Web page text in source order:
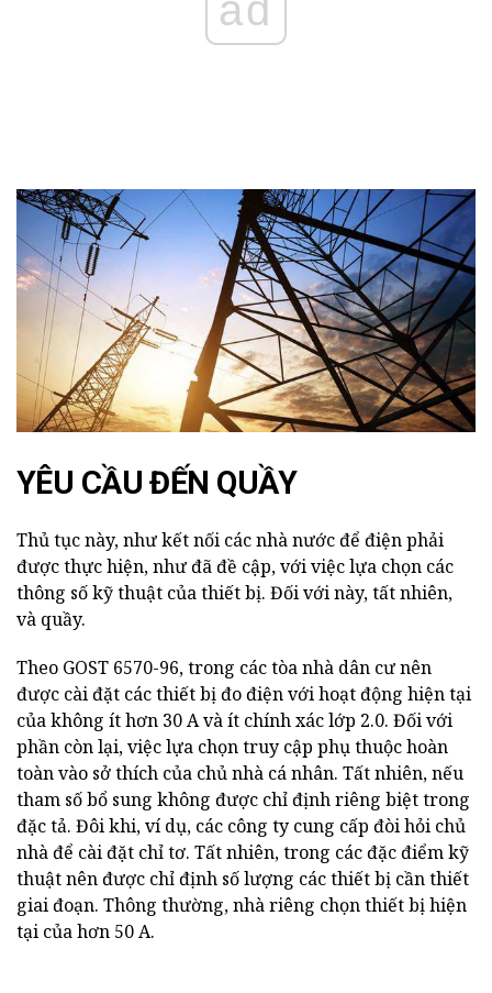
ad
YÊU CẦU ĐẾN QUẦY
Thủ tục này, như kết nối các nhà nước để điện phải
được thực hiện, như đã đề cập, với việc lựa chọn các
thông số kỹ thuật của thiết bị. Đối với này, tất nhiên,
và quầy.
Theo GOST 6570-96, trong các tòa nhà dân cư nên
được cài đặt các thiết bị đo điện với hoạt động hiện tại
của không ít hơn 30 A và ít chính xác lớp 2.0. Đối với
phần còn lại, việc lựa chọn truy cập phụ thuộc hoàn
toàn vào sở thích của chủ nhà cá nhân. Tất nhiên, nếu
tham số bổ sung không được chỉ định riêng biệt trong
đặc tả. Đôi khi, ví dụ, các công ty cung cấp đòi hỏi chủ
nhà để cài đặt chỉ tơ. Tất nhiên, trong các đặc điểm kỹ
thuật nên được chỉ định số lượng các thiết bị cần thiết
giai đoạn. Thông thường, nhà riêng chọn thiết bị hiện
tại của hơn 50 A.